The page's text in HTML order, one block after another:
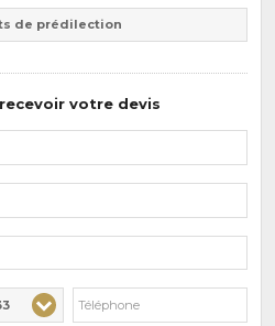
de prédilection
votre devis